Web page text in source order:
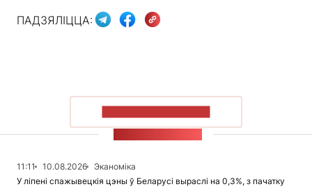
ПАДЗЯЛІЦЦА:
11:11 10.08.2026
Эканоміка
У ліпені спажывецкія цэны ў Беларусі выраслі на 0,3%, з пачатку